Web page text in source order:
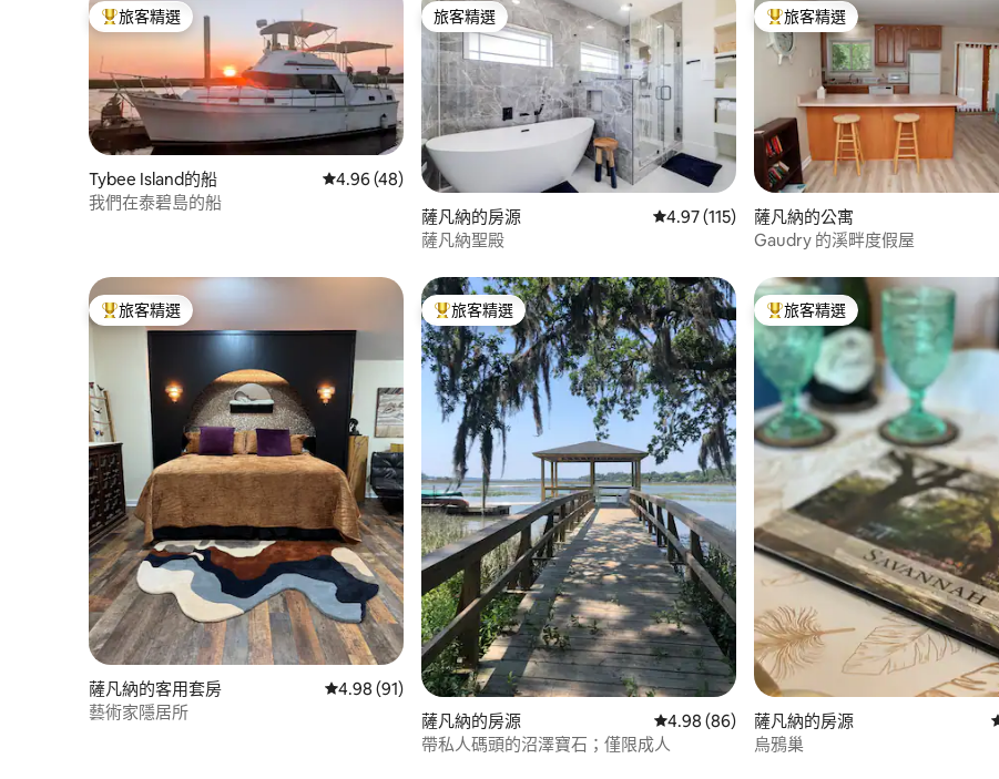
旅客精選榜首
旅客精選
Tybee Island的船 從 48 則評價中獲得 4.96 的平均評分（滿分 5 分）
4.96 (48)
我們在泰碧島的船
旅客精選
旅客精選
薩凡納的房源 從 115 則評價中獲得 4.97 的平均評分（滿分 5
4.97 (115)
薩凡納聖殿
旅客精選榜首
旅客精選
薩凡納的公寓
Gaudry 的溪畔度假屋
旅客精選榜首
旅客精選
薩凡納的客用套房 從 91 則評價中獲得 4.98 的平均評分（滿分 5 分）
4.98 (91)
藝術家隱居所
旅客精選榜首
旅客精選
薩凡納的房源 從 86 則評價中獲得 4.98 的平均評分（滿分 5
4.98 (86)
帶私人碼頭的沼澤寶石；僅限成人
旅客精選榜首
旅客精選
薩凡納的房源
烏鴉巢